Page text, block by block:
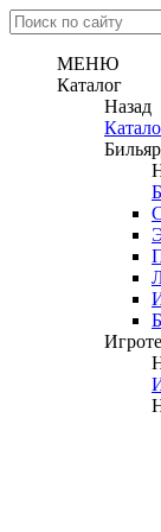
МЕНЮ
Каталог
Назад